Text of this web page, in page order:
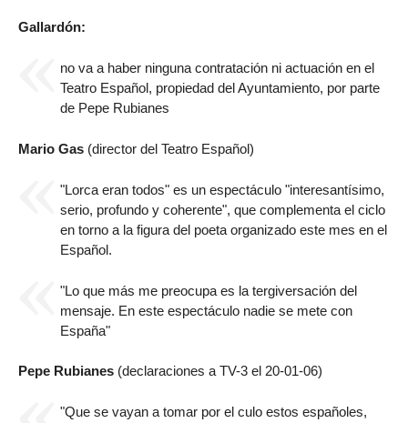
Gallardón:
no va a haber ninguna contratación ni actuación en el
Teatro Español, propiedad del Ayuntamiento, por parte
de Pepe Rubianes
Mario Gas (director del Teatro Español)
"Lorca eran todos" es un espectáculo "interesantísimo,
serio, profundo y coherente", que complementa el ciclo
en torno a la figura del poeta organizado este mes en el
Español.
"Lo que más me preocupa es la tergiversación del
mensaje. En este espectáculo nadie se mete con
España"
Pepe Rubianes (declaraciones a TV-3 el 20-01-06)
"Que se vayan a tomar por el culo estos españoles,